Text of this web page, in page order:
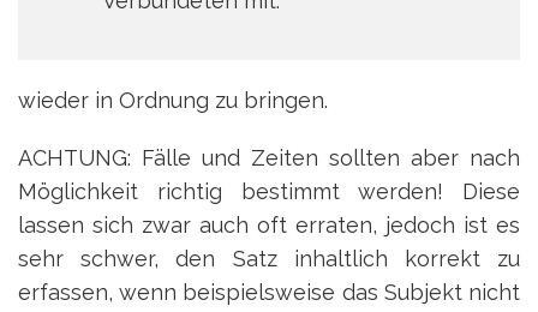
wieder in Ordnung zu bringen.
ACHTUNG: Fälle und Zeiten sollten aber nach
Möglichkeit richtig bestimmt werden! Diese
lassen sich zwar auch oft erraten, jedoch ist es
sehr schwer, den Satz inhaltlich korrekt zu
erfassen, wenn beispielsweise das Subjekt nicht